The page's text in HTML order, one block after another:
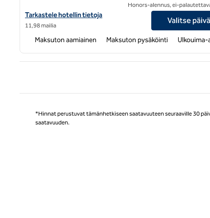
Näytä Homewood Suites by Hilton North Dallas-Plano -
Tarkastele hotellin tietoja
11,98 mailia
Honors-alennus, ei-
Valitse
Maksuton aamiainen Maksuton pysäköinti Ulkouima-
*Hinnat perustuvat tämänhetkiseen saatavuuteen seuraaville 30
saatavuuden.